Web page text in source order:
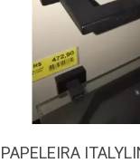
PAPELEIRA